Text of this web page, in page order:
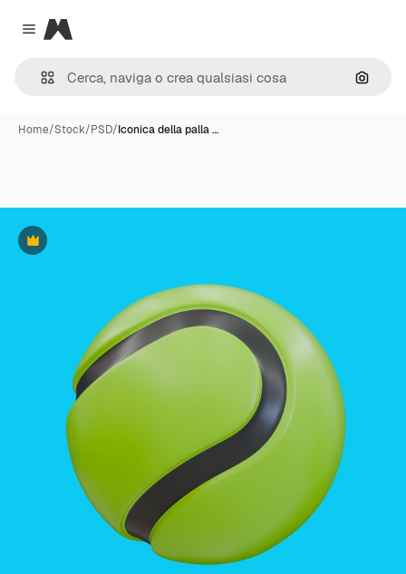
Close menu
Magnific
Cerca
Home/Stock/PSD/Iconica della palla …
Premium